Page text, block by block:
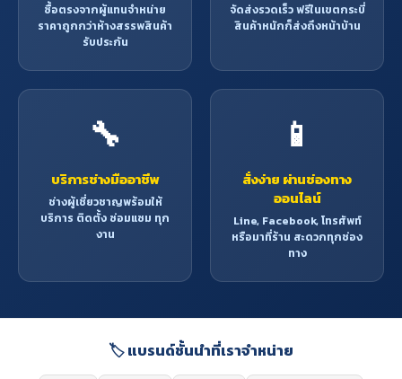
ซื้อตรงจากผู้แทนจำหน่าย
ราคาถูกกว่าห้างสรรพสินค้า
รับประกัน
จัดส่งรวดเร็ว ฟรีในเขตกระบี่
สินค้าหนักก็ส่งถึงหน้าบ้าน
🔧
บริการช่างมืออาชีพ
ช่างผู้เชี่ยวชาญพร้อมให้
บริการ ติดตั้ง ซ่อมแซม ทุก
งาน
📱
สั่งง่าย ผ่านช่องทาง
ออนไลน์
Line, Facebook, โทรศัพท์
หรือมาที่ร้าน สะดวกทุกช่อง
ทาง
🏷️ แบรนด์ชั้นนำที่เราจำหน่าย